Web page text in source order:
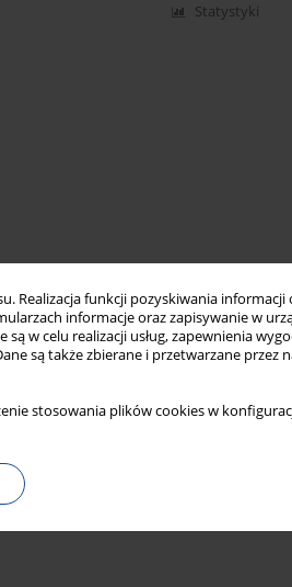
Realizacja funkcji pozyskiwania
informacje oraz zapisywanie w
w celu realizacji usług, zapewnienia
są także zbierane i przetwarzane przez
stosowania plików cookies w
Statystyki